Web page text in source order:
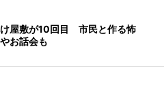
屋敷が10回目 市民と作る怖
お話会も